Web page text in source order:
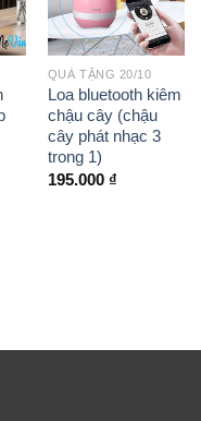
QUÀ TẶNG 20/10
Loa bluetooth kiêm
chậu cây (chậu
cây phát nhạc 3
trong 1)
195.000 ₫